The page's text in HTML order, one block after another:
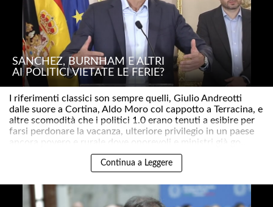
SÁNCHEZ, BURNHAM E ALTRI
AI POLITICI VIETATE LE FERIE?
I riferimenti classici son sempre quelli, Giulio Andreotti
dalle suore a Cortina, Aldo Moro col cappotto a Terracina, e
altre scomodità che i politici 1.0 erano tenuti a esibire per
farsi perdonare la vacanza, ulteriore privilegio in un paese
ancora povero e rurale dove onorevoli e ministri già go..
Continua a Leggere